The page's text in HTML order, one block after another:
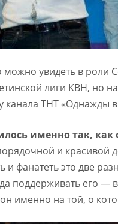
можно увидеть в роли
лиги КВН, но
ТНТ «Однажды в
именно так, как
и красивой
фанатеть это две
поддерживать его —
именно на той, о